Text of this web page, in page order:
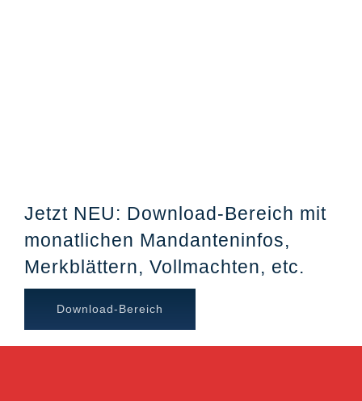
Jetzt NEU: Download-Bereich mit
monatlichen Mandanteninfos,
Merkblättern, Vollmachten, etc.
Download-Bereich